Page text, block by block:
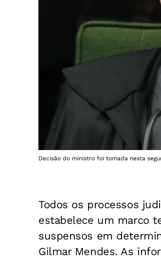
Decisão do ministro foi tomada nesta
Todos os processos
estabelece um marco
suspensos em
Gilmar Mendes. As